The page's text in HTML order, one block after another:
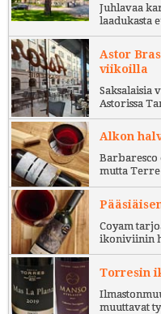
Juhlavaa
laadukasta
Astor
viikoilla
Saksalaisia
Astorissa
Alkon
Barbaresco
mutta
Coyam
ikoniviinin
Torresin
muuttavat